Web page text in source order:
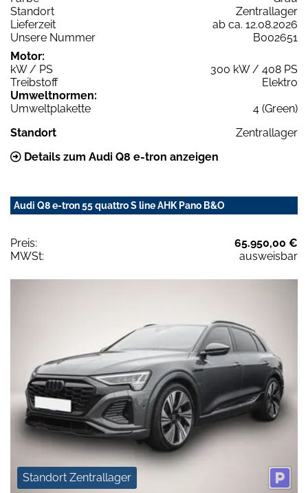
Standort
Zentrallager
Lieferzeit
ab ca. 12.08.2026
Unsere Nummer
B002651
Motor:
kW / PS
300 kW / 408 PS
Treibstoff
Elektro
Umweltnormen:
Umweltplakette
4 (Green)
Standort
Zentrallager
Details zum Audi Q8 e-tron anzeigen
Audi Q8 e-tron 55 quattro S line AHK Pano B&O
Preis:
65.950,00 €
MWSt:
ausweisbar
Standort Zentrallager